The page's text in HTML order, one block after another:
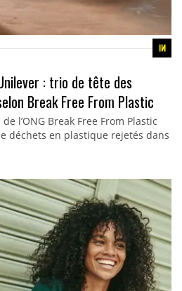
: trio de tête des
Break Free From Plastic
l’ONG Break Free From Plastic
déchets en plastique rejetés dans